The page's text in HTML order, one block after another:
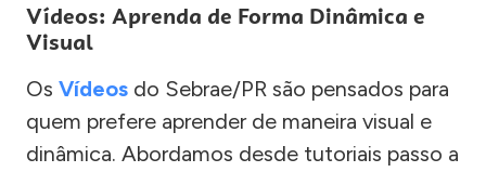
Vídeos: Aprenda de Forma Dinâmica e
Visual
Os Vídeos do Sebrae/PR são pensados para
quem prefere aprender de maneira visual e
dinâmica. Abordamos desde tutoriais passo a